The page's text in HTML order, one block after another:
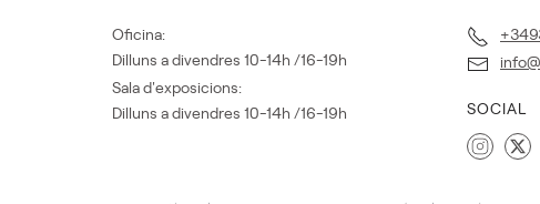
Oficina:
Dilluns a divendres 10-14h /16-19h
Sala d'exposicions:
Dilluns a divendres 10-14h /16-19h
SOCIAL